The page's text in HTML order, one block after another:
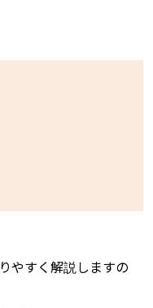
やすく解説しますの